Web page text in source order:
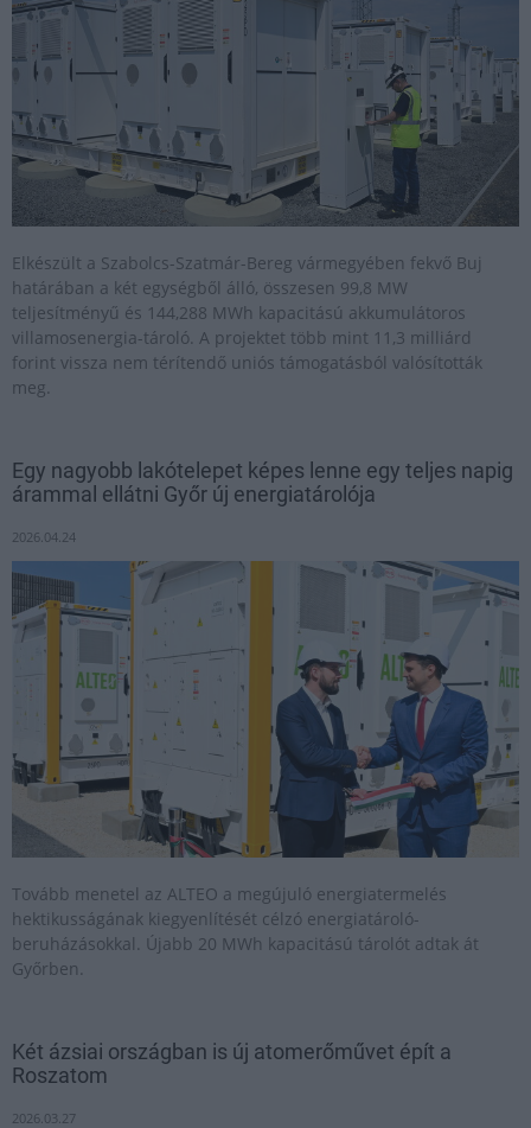
Elkészült a Szabolcs-Szatmár-Bereg vármegyében fekvő Buj
határában a két egységből álló, összesen 99,8 MW
teljesítményű és 144,288 MWh kapacitású akkumulátoros
villamosenergia-tároló. A projektet több mint 11,3 milliárd
forint vissza nem térítendő uniós támogatásból valósították
meg.
Egy nagyobb lakótelepet képes lenne egy teljes napig
árammal ellátni Győr új energiatárolója
2026.04.24
Tovább menetel az ALTEO a megújuló energiatermelés
hektikusságának kiegyenlítését célzó energiatároló-
beruházásokkal. Újabb 20 MWh kapacitású tárolót adtak át
Győrben.
Két ázsiai országban is új atomerőművet épít a
Roszatom
2026.03.27